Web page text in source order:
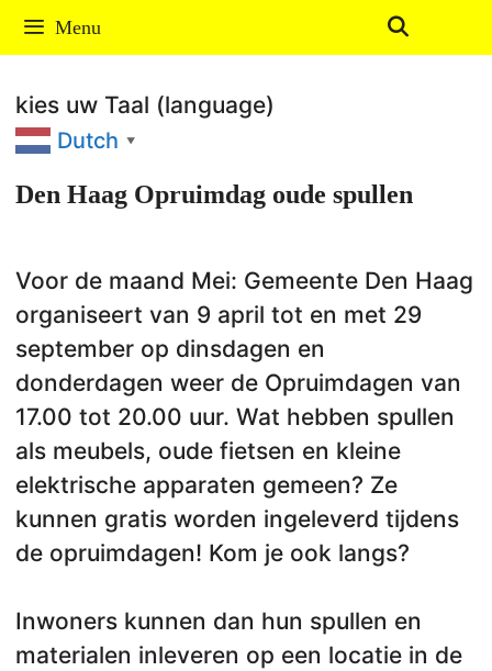
Ga
naar
inhoud
Menu
kies uw Taal (language)
Dutch ▼
Den Haag Opruimdag oude spullen
Voor de maand Mei: Gemeente Den Haag
organiseert van 9 april tot en met 29
september op dinsdagen en
donderdagen weer de Opruimdagen van
17.00 tot 20.00 uur. Wat hebben spullen
als meubels, oude fietsen en kleine
elektrische apparaten gemeen? Ze
kunnen gratis worden ingeleverd tijdens
de opruimdagen! Kom je ook langs?
Inwoners kunnen dan hun spullen en
materialen inleveren op een locatie in de